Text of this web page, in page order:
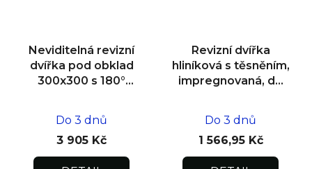
Neviditelná revizní
dvířka pod obklad
300x300 s 180°
Do 3 dnů
3 905 Kč
Revizní dvířka
hliníková s těsněním,
impregnovaná, do
Do 3 dnů
1 566,95 Kč